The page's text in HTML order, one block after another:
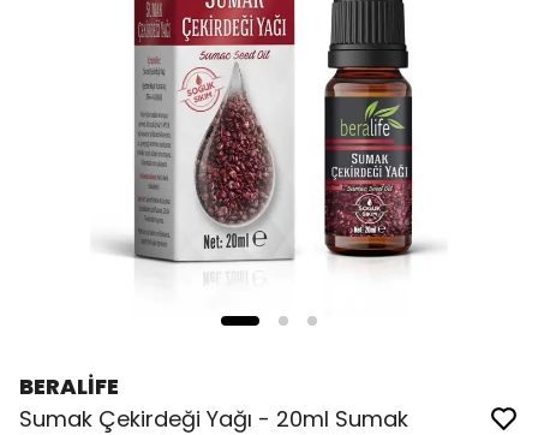
BERALİFE
Sumak Çekirdeği Yağı - 20ml Sumak